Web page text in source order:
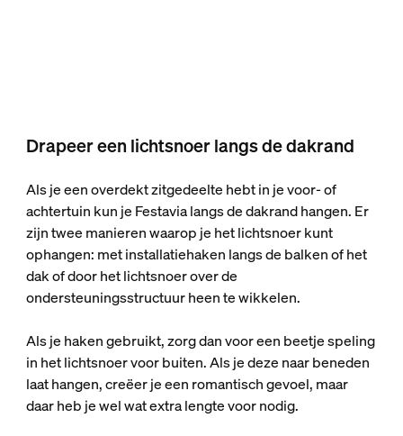
Drapeer een lichtsnoer langs de dakrand
Als je een overdekt zitgedeelte hebt in je voor- of
achtertuin kun je Festavia langs de dakrand hangen. Er
zijn twee manieren waarop je het lichtsnoer kunt
ophangen: met installatiehaken langs de balken of het
dak of door het lichtsnoer over de
ondersteuningsstructuur heen te wikkelen.
Als je haken gebruikt, zorg dan voor een beetje speling
in het lichtsnoer voor buiten. Als je deze naar beneden
laat hangen, creëer je een romantisch gevoel, maar
daar heb je wel wat extra lengte voor nodig.